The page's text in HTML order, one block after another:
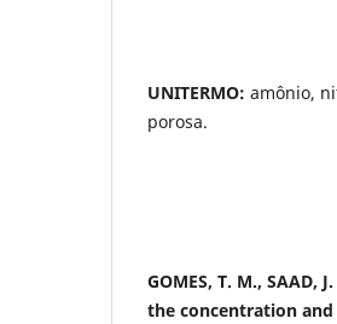
UNITERMO: amônio,
porosa.
GOMES, T. M., SAAD,
the concentration